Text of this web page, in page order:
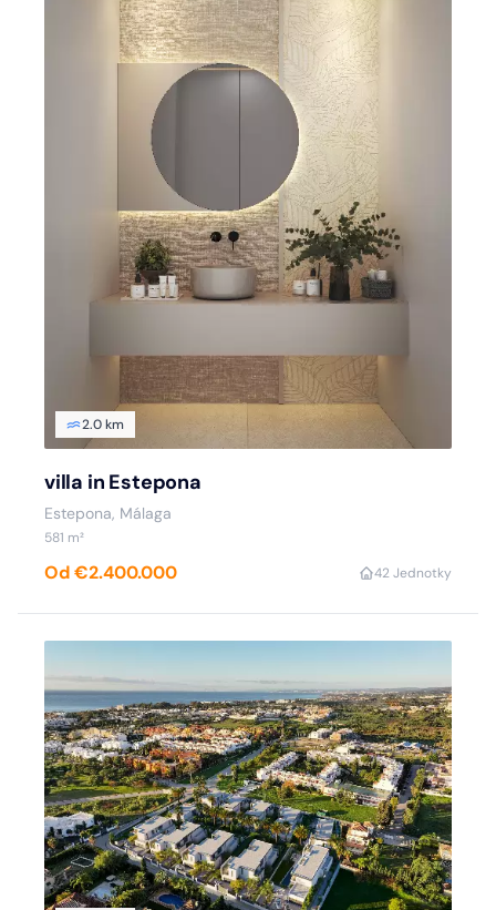
2.0 km
villa in Estepona
Estepona, Málaga
581 m²
Od €2.400.000 42 Jednotky